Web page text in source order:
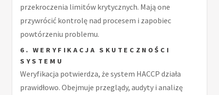
przekroczenia limitów krytycznych. Mają one
przywrócić kontrolę nad procesem i zapobiec
powtórzeniu problemu.
6. WERYFIKACJA SKUTECZNOŚCI
SYSTEMU
Weryfikacja potwierdza, że system HACCP działa
prawidłowo. Obejmuje przeglądy, audyty i analizę